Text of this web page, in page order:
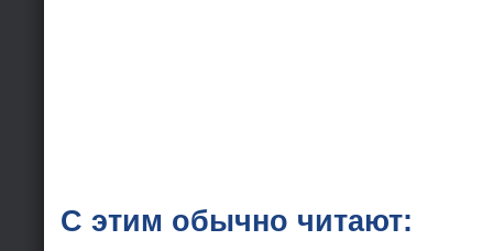
С этим обычно читают: